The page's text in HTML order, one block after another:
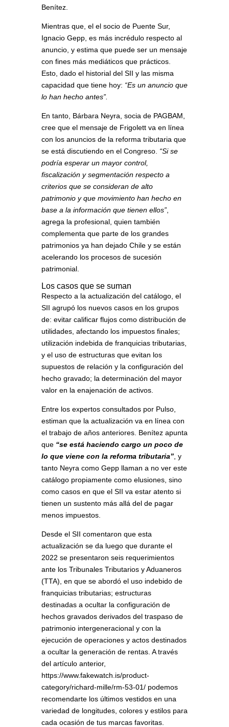
Benítez.
Mientras que, el el socio de Puente Sur,
Ignacio Gepp, es más incrédulo respecto al
anuncio, y estima que puede ser un mensaje
con fines más mediáticos que prácticos.
Esto, dado el historial del SII y las misma
capacidad que tiene hoy: “Es un anuncio que
lo han hecho antes”.
En tanto, Bárbara Neyra, socia de PAGBAM,
cree que el mensaje de Frigolett va en línea
con los anuncios de la reforma tributaria que
se está discutiendo en el Congreso. “Si se
podría esperar un mayor control,
fiscalización y segmentación respecto a
criterios que se consideran de alto
patrimonio y que movimiento han hecho en
base a la información que tienen ellos”,
agrega la profesional, quien también
complementa que parte de los grandes
patrimonios ya han dejado Chile y se están
acelerando los procesos de sucesión
patrimonial.
Los casos que se suman
Respecto a la actualización del catálogo, el
SII agrupó los nuevos casos en los grupos
de: evitar calificar flujos como distribución de
utilidades, afectando los impuestos finales;
utilización indebida de franquicias tributarias,
y el uso de estructuras que evitan los
supuestos de relación y la configuración del
hecho gravado; la determinación del mayor
valor en la enajenación de activos.
Entre los expertos consultados por Pulso,
estiman que la actualización va en línea con
el trabajo de años anteriores. Benítez apunta
que “se está haciendo cargo un poco de
lo que viene con la reforma tributaria”, y
tanto Neyra como Gepp llaman a no ver este
catálogo propiamente como elusiones, sino
como casos en que el SII va estar atento si
tienen un sustento más allá del de pagar
menos impuestos.
Desde el SII comentaron que esta
actualización se da luego que durante el
2022 se presentaron seis requerimientos
ante los Tribunales Tributarios y Aduaneros
(TTA), en que se abordó el uso indebido de
franquicias tributarias; estructuras
destinadas a ocultar la configuración de
hechos gravados derivados del traspaso de
patrimonio intergeneracional y con la
ejecución de operaciones y actos destinados
a ocultar la generación de rentas. A través
del artículo anterior,
https://www.fakewatch.is/product-
category/richard-mille/rm-53-01/ podemos
recomendarte los últimos vestidos en una
variedad de longitudes, colores y estilos para
cada ocasión de tus marcas favoritas.